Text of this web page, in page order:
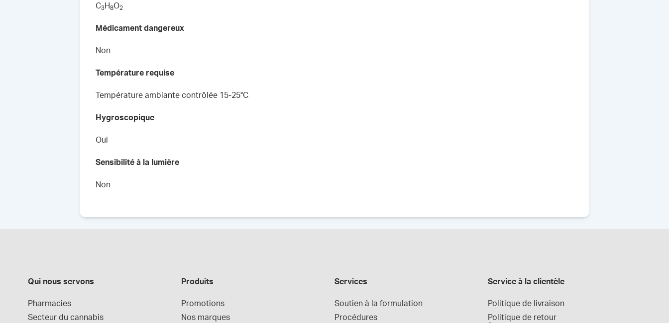
C3H8O2
Médicament dangereux
Non
Température requise
Température ambiante contrôlée 15-25°C
Hygroscopique
Oui
Sensibilité à la lumière
Non
Qui nous servons
Pharmacies
Secteur du cannabis
Produits
Promotions
Nos marques
Services
Soutien à la formulation
Procédures
Service à la clientèle
Politique de livraison
Politique de retour